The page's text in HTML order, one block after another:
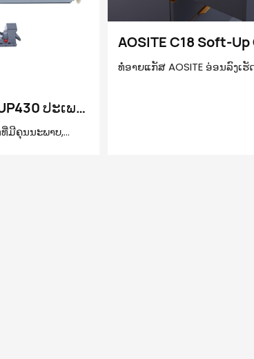
ປະເພດ
ເມລິກາຍູ້ເພື່ອ
ມີຄຸນນະພາບ,
AOSITE C18 Soft-Up
Spring (ມີ damper)
ທໍ່ອາຍແກັສ AOSITE ອ່ອນລົງເ